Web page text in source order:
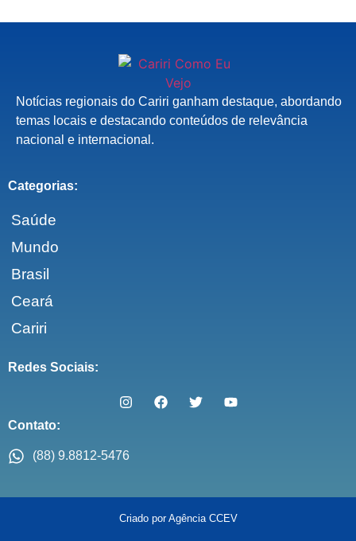
Notícias regionais do Cariri ganham destaque, abordando
temas locais e destacando conteúdos de relevância
nacional e internacional.
Categorias:
Saúde
Mundo
Brasil
Ceará
Cariri
Redes Sociais:
Contato:
(88) 9.8812-5476
Criado por Agência CCEV